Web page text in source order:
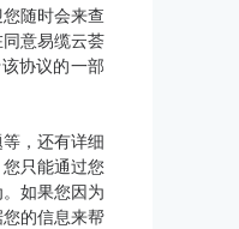
随时会来查
意易缆云荟
协议的一部
，还有详细
只能通过您
如果您因为
的信息来帮